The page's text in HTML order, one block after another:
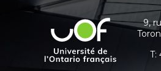
informations
supplémentaires
l'Ontario
9,
T: